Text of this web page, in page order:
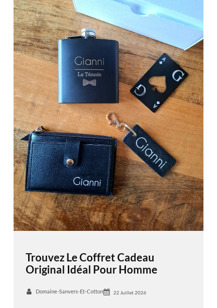
Trouvez Le Coffret Cadeau
Original Idéal Pour Homme
Domaine-Sanvers-Et-Cotton 22 Juillet 2026